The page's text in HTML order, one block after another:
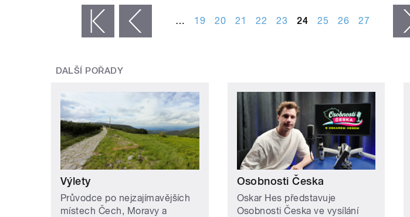
‹ předchozí … 19 20 21 22 23 24 25 26 27
DALŠÍ POŘADY
Výlety
Průvodce po nejzajímavějších
místech Čech, Moravy a
Osobnosti Česka
Oskar Hes představuje
Osobnosti Česka ve vysílání